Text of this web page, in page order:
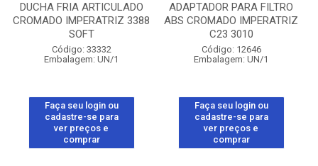
DUCHA FRIA ARTICULADO
CROMADO IMPERATRIZ 3388
SOFT
Código: 33332
Embalagem: UN/1
Faça seu login ou
cadastre-se para
ver preços e
comprar
ADAPTADOR PARA FILTRO
ABS CROMADO IMPERATRIZ
C23 3010
Código: 12646
Embalagem: UN/1
Faça seu login ou
cadastre-se para
ver preços e
comprar